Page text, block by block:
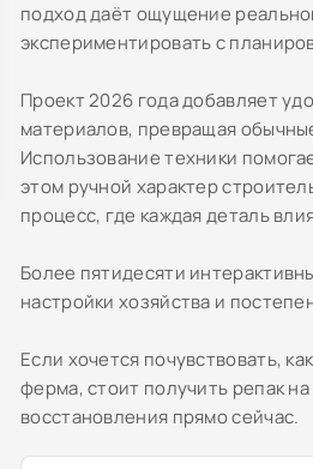
подход даёт ощущение
экспериментировать с
Проект 2026 года добавляет
материалов, превращая
Использование техники
этом ручной характер
процесс, где каждая деталь
Более пятидесяти
настройки хозяйства и
Если хочется почувствовать,
ферма, стоит получить репак
восстановления прямо сейчас.